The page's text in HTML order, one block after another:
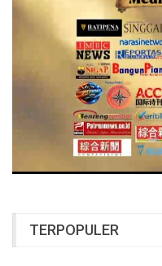
TERPOPULER